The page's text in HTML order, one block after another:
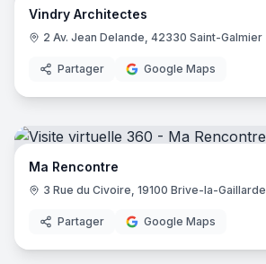
Vindry Architectes
2 Av. Jean Delande, 42330 Saint-Galmier
Partager Google Maps
Ma Rencontre
3 Rue du Civoire, 19100 Brive-la-Gaillarde
Partager Google Maps